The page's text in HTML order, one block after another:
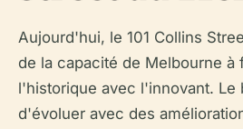
Aujourd'hui, le 101 Collins
de la capacité de Melbourne à
l'historique avec l'innovant. Le
d'évoluer avec des